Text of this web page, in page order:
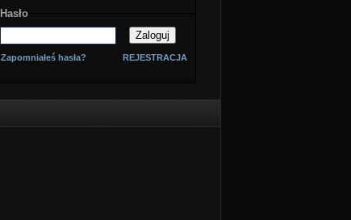
Hasło
Zapomniałeś hasła? REJESTRACJA